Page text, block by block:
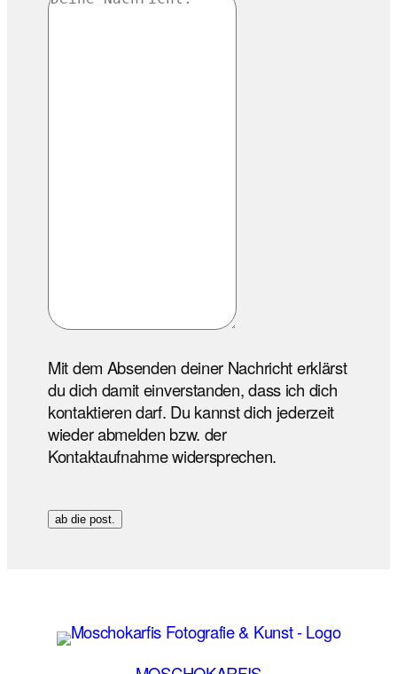
Mit dem Absenden deiner Nachricht erklärst
du dich damit einverstanden, dass ich dich
kontaktieren darf. Du kannst dich jederzeit
wieder abmelden bzw. der
Kontaktaufnahme widersprechen.
ab die post.